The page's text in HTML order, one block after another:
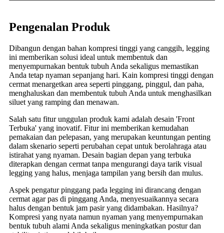
Pengenalan Produk
Dibangun dengan bahan kompresi tinggi yang canggih, legging
ini memberikan solusi ideal untuk membentuk dan
menyempurnakan bentuk tubuh Anda sekaligus memastikan
Anda tetap nyaman sepanjang hari. Kain kompresi tinggi dengan
cermat menargetkan area seperti pinggang, pinggul, dan paha,
menghaluskan dan membentuk tubuh Anda untuk menghasilkan
siluet yang ramping dan menawan.
Salah satu fitur unggulan produk kami adalah desain 'Front
Terbuka' yang inovatif. Fitur ini memberikan kemudahan
pemakaian dan pelepasan, yang merupakan keuntungan penting
dalam skenario seperti perubahan cepat untuk berolahraga atau
istirahat yang nyaman. Desain bagian depan yang terbuka
diterapkan dengan cermat tanpa mengurangi daya tarik visual
legging yang halus, menjaga tampilan yang bersih dan mulus.
Aspek pengatur pinggang pada legging ini dirancang dengan
cermat agar pas di pinggang Anda, menyesuaikannya secara
halus dengan bentuk jam pasir yang didambakan. Hasilnya?
Kompresi yang nyata namun nyaman yang menyempurnakan
bentuk tubuh alami Anda sekaligus meningkatkan postur dan